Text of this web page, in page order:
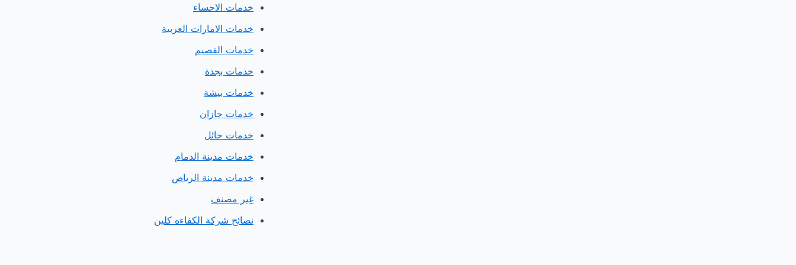
خدمات الاحساء
خدمات الامارات العربية
خدمات القصيم
خدمات بجدة
خدمات بيشة
خدمات جازان
خدمات حائل
خدمات مدينة الدمام
خدمات مدينة الرياض
غير مصنف
نصائح شركة الكفاءه كلين